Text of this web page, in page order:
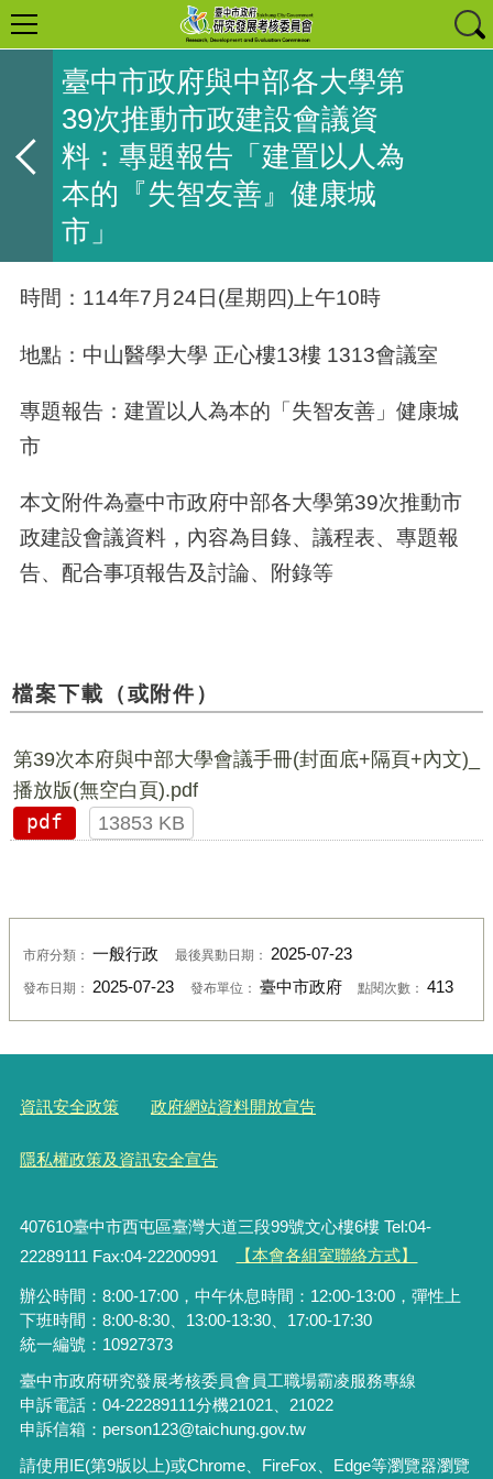
臺中市政府與中部各大學第
39次推動市政建設會議資
料：專題報告「建置以人為
本的『失智友善』健康城
市」
時間：114年7月24日(星期四)上午10時
地點：中山醫學大學 正心樓13樓 1313會議室
專題報告：建置以人為本的「失智友善」健康城
市
本文附件為臺中市政府中部各大學第39次推動市
政建設會議資料，內容為目錄、議程表、專題報
告、配合事項報告及討論、附錄等
檔案下載（或附件）
第39次本府與中部大學會議手冊(封面底+隔頁+內文)_
播放版(無空白頁).pdf
pdf
13853 KB
市府分類： 一般行政 最後異動日期： 2025-07-23
發布日期： 2025-07-23 發布單位： 臺中市政府 點閱次數：413
資訊安全政策 政府網站資料開放宣告
隱私權政策及資訊安全宣告
407610臺中市西屯區臺灣大道三段99號文心樓6樓 Tel:04-
22289111 Fax:04-22200991
【本會各組室聯絡方式】
辦公時間：8:00-17:00，中午休息時間：12:00-13:00，彈性上
下班時間：8:00-8:30、13:00-13:30、17:00-17:30
統一編號：10927373
臺中市政府研究發展考核委員會員工職場霸凌服務專線
申訴電話：04-22289111分機21021、21022
申訴信箱：person123@taichung.gov.tw
請使用IE(第9版以上)或Chrome、FireFox、Edge等瀏覽器瀏覽